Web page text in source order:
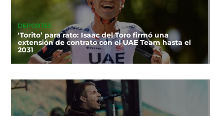
DEPORTES
‘Torito’ para rato: Isaac del Toro firmó una
extensión de contrato con el UAE Team hasta el
2031